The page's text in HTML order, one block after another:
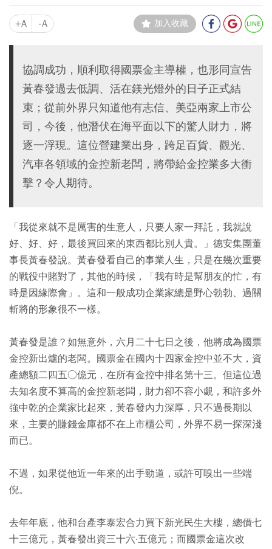
+A -A 加入收藏
協調成功，順利取得國票金主導權，也形同宣告
黃春發過去低調、活在鎂光燈外的日子正式結
束；從前外界只知道他有志信、美亞兩家上市公
司，今後，他潛伏在海平面以下的驚人財力，將
逐一浮現。這位營建業出身，跨足百貨、觀光、
汽車各領域的金控新老闆，將帶給金控業多大衝
擊？令人期待。
「我從來就不是厲害的生意人，只要人家一拜託，我就說
好、好、好，最後買回來的東西都比別人貴。」德安集團董
事長黃春發說。黃春發看自己的事業人生，只是在幾次重要
的戰役中賭對了，其他的時候，「我有時是幫朋友的忙，有
時是因緣際會」。這和一般成功企業家總是野心勃勃、過關
斬將的形象很不一樣。
黃春發是誰？如無意外，六月二十七日之後，他將成為國票
金控新出爐的老闆。國票金在國內十四家金控中並不大，資
產總額二四五○億元，在所有金控中排名第十三。但這位過
去知名度不算高的金控新老闆，財力卻不容小覷，和許多外
強中乾的企業家比起來，黃春發內力深厚，只不過長期以
來，主要的賺錢金庫都不在上市櫃公司，外界不易一探深淺
而已。
不過，如果從他近一年來的出手勁道，或許可嗅出一些端
倪。
去年年底，他和台產李泰宏合力買下新光民生大樓，總價七
十三億元，黃春發出資三十六·五億元；而國票金這次改